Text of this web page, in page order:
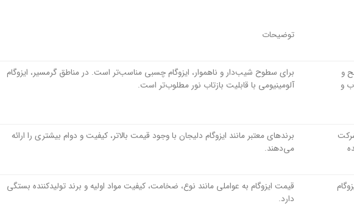
توضیحات
و
و
برای سطوح شیب‌دار و ناهموار، ایزوگام چسبی مناسب‌تر است. در مناطق گرمسیر، ایزوگام
آلومینیومی با قابلیت بازتاب نور مطلوب‌تر است.
برندهای معتبر مانند ایزوگام دلیجان با وجود قیمت بالاتر، کیفیت و دوام بیشتری را ارائه
می‌دهند.
قیمت ایزوگام به عواملی مانند نوع، ضخامت، کیفیت مواد اولیه و برند تولیدکننده بستگی
دارد.